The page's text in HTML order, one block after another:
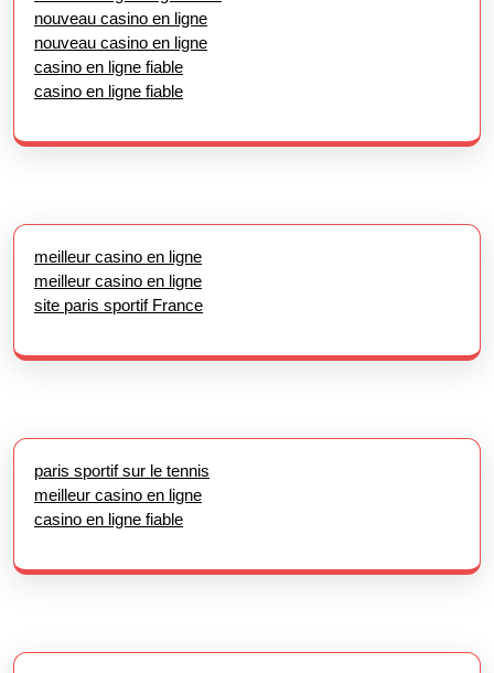
nouveau casino en ligne
nouveau casino en ligne
casino en ligne fiable
casino en ligne fiable
meilleur casino en ligne
meilleur casino en ligne
site paris sportif France
paris sportif sur le tennis
meilleur casino en ligne
casino en ligne fiable